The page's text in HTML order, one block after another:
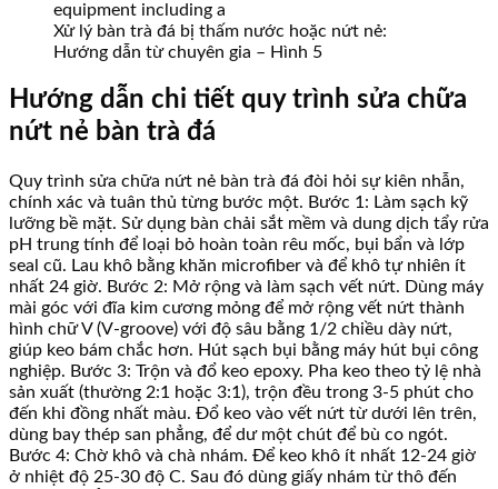
Xử lý bàn trà đá bị thấm nước hoặc nứt nẻ:
Hướng dẫn từ chuyên gia – Hình 5
Hướng dẫn chi tiết quy trình sửa chữa
nứt nẻ bàn trà đá
Quy trình sửa chữa nứt nẻ bàn trà đá đòi hỏi sự kiên nhẫn,
chính xác và tuân thủ từng bước một. Bước 1: Làm sạch kỹ
lưỡng bề mặt. Sử dụng bàn chải sắt mềm và dung dịch tẩy rửa
pH trung tính để loại bỏ hoàn toàn rêu mốc, bụi bẩn và lớp
seal cũ. Lau khô bằng khăn microfiber và để khô tự nhiên ít
nhất 24 giờ. Bước 2: Mở rộng và làm sạch vết nứt. Dùng máy
mài góc với đĩa kim cương mỏng để mở rộng vết nứt thành
hình chữ V (V-groove) với độ sâu bằng 1/2 chiều dày nứt,
giúp keo bám chắc hơn. Hút sạch bụi bằng máy hút bụi công
nghiệp. Bước 3: Trộn và đổ keo epoxy. Pha keo theo tỷ lệ nhà
sản xuất (thường 2:1 hoặc 3:1), trộn đều trong 3-5 phút cho
đến khi đồng nhất màu. Đổ keo vào vết nứt từ dưới lên trên,
dùng bay thép san phẳng, để dư một chút để bù co ngót.
Bước 4: Chờ khô và chà nhám. Để keo khô ít nhất 12-24 giờ
ở nhiệt độ 25-30 độ C. Sau đó dùng giấy nhám từ thô đến